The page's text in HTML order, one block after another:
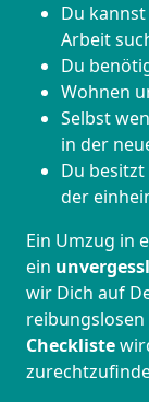
Du
Arbeit
Du
Wohnen
Selbst
in der
Du
der
Ein Umzug in
ein
wir Dich auf
reibungslosen
Checkliste